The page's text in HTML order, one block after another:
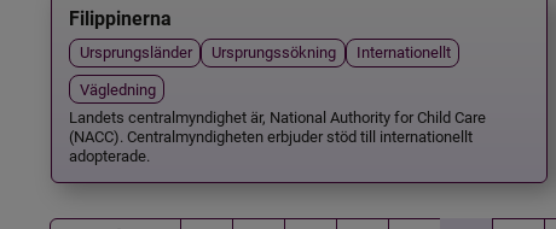
Filippinerna
Ursprungsländer Ursprungssökning
Internationellt
Vägledning
Landets centralmyndighet är, National Authority for Child Care
(NACC). Centralmyndigheten erbjuder stöd till internationellt
adopterade.